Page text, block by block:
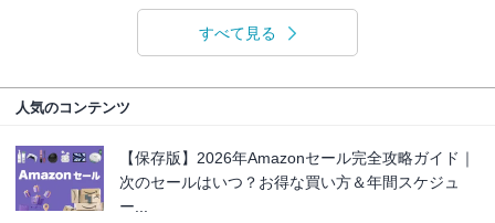
すべて見る
人気のコンテンツ
【保存版】2026年Amazonセール完全攻略ガイド｜
次のセールはいつ？お得な買い方＆年間スケジュ
ー...